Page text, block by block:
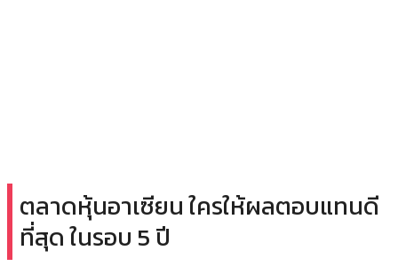
ตลาดหุ้นอาเซียน ใครให้ผลตอบแทนดี
ที่สุด ในรอบ 5 ปี